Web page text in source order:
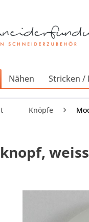
Nähen Stricken /
Knöpfe